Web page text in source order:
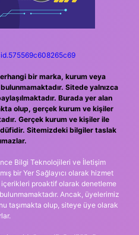
bir marka, kurum veya
Sitede yalnızca
Burada yer alan
olup, gerçek kurum ve kişiler
Gerçek kurum ve kişiler ile
Sitemizdeki bilgiler taslak
Bilgi Teknolojileri ve İletişim
bir Yer Sağlayıcı olarak hizmet
proaktif olarak denetleme
Ancak, üyelerimiz
taşımakta olup, siteye üye olarak